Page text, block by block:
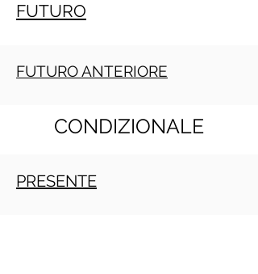
FUTURO
FUTURO ANTERIORE
CONDIZIONALE
PRESENTE